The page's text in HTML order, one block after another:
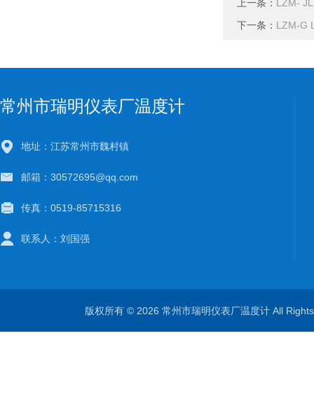
上一条：
LZM-
下一条： LZM-G
常州市瑞明仪表厂温度计
地址：江苏常州市魏村镇
邮箱：30572695@qq.com
传真：0519-85715316
联系人：刘国强
版权所有 © 2026 常州市瑞明仪表厂温度计 All